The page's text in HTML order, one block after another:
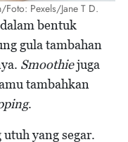
Pexels/Jane T D.
bentuk
gula tambahan
Smoothiejuga
tambahkan
.
yang segar.